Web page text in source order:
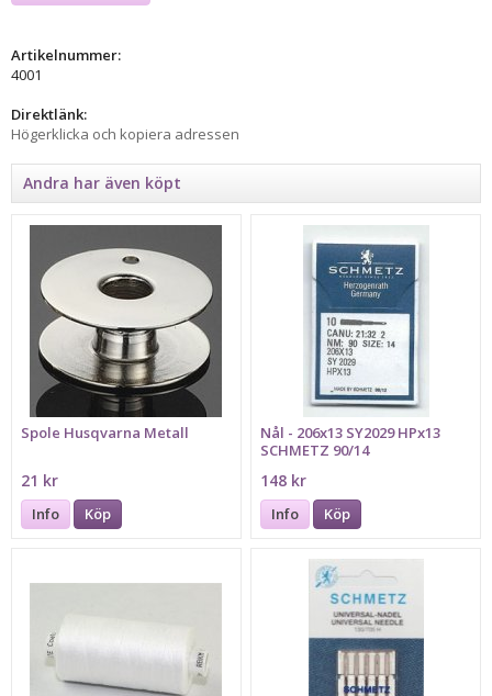
Artikelnummer:
4001
Direktlänk:
Högerklicka och kopiera adressen
Andra har även köpt
Spole Husqvarna Metall
21 kr
Info Köp
Nål - 206x13 SY2029 HPx13
SCHMETZ 90/14
148 kr
Info Köp